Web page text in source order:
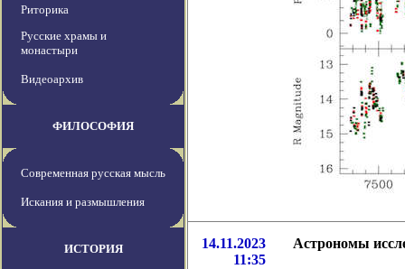
Риторика
Русские храмы и
монастыри
Видеоархив
ФИЛОСОФИЯ
Современная русская мысль
Искания и размышления
ИСТОРИЯ
14.11.2023
11:35
Астрономы